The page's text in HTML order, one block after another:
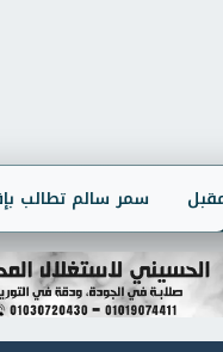
سمر سالم تطالب بإقرار